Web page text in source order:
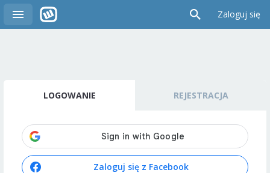
Zaloguj się
LOGOWANIE REJESTRACJA
Zaloguj się z Facebook